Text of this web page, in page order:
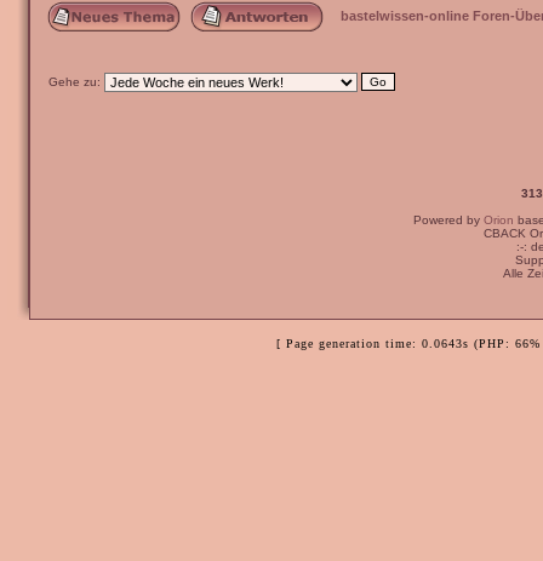
bastelwissen-online Foren-
Gehe zu:
Powered by Orion
CBACK
:-:
Alle
[ Page generation time: 0.0643s (PHP: